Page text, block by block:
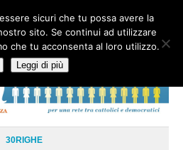
LE RADICI DOCUMENTAZIONE
30RIGHE
sicuri che tu possa avere la
sito. Se continui ad utilizzare
che tu acconsenta al loro utilizzo.
Leggi di più